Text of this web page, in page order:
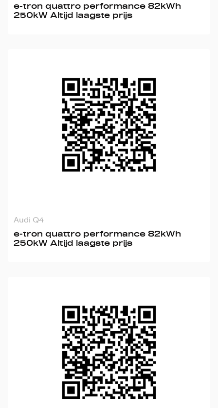
e-tron quattro performance 82kWh
250kW Altijd laagste prijs
Audi Q4
e-tron quattro performance 82kWh
250kW Altijd laagste prijs